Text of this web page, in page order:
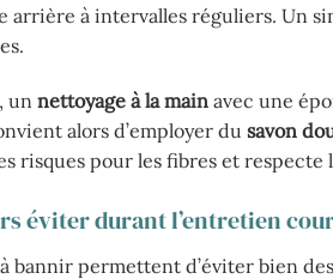
arrière à intervalles réguliers. Un
un nettoyage à la main avec une
alors d’employer du savon
risques pour les fibres et respecte
éviter durant l’entretien
bannir permettent d’éviter bien